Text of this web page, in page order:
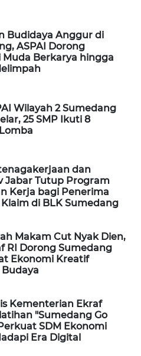
Budidaya Anggur di
ASPAI Dorong
Muda Berkarya hingga
Wilayah 2 Sumedang
25 SMP Ikuti 8
dan
Jabar Tutup Program
Kerja bagi Penerima
di BLK Sumedang
Makam Cut Nyak Dien,
RI Dorong Sumedang
Ekonomi Kreatif
Budaya
Kementerian Ekraf
"Sumedang Go
SDM Ekonomi
Era Digital